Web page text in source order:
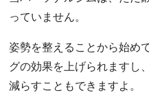
っていません。
姿勢を整えることから始め
グの効果を上げられますし
減らすこともできますよ。